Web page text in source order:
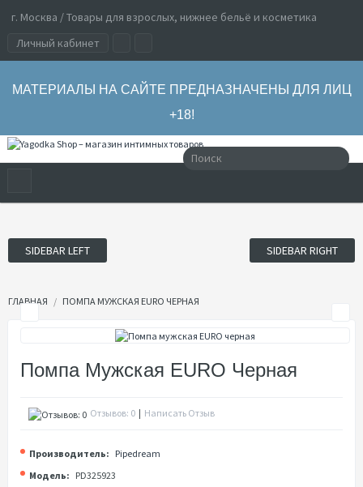
г. Москва / Товары для взрослых, нижнее бельё и косметика
Личный кабинет
МАТЕРИАЛЫ НА САЙТЕ ПРЕДНАЗНАЧЕНЫ ДЛЯ ЛИЦ
+18!
SIDEBAR LEFT SIDEBAR RIGHT
ГЛАВНАЯ ПОМПА МУЖСКАЯ EURO ЧЕРНАЯ
Помпа Мужская EURO Черная
Отзывов: 0 | Написать Отзыв
Производитель: Pipedream
Модель: PD325923